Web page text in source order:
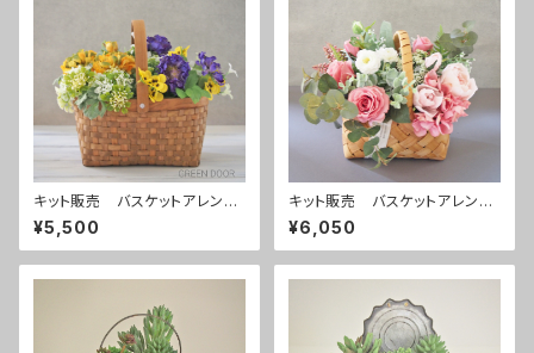
キット販売 バスケットアレン
ジ yellow
¥5,500
キット販売 バスケットアレン
ジ pink
¥6,050